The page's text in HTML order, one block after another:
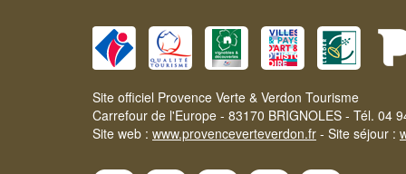
Site officiel Provence Verte & Verdon Tourisme
Carrefour de l'Europe - 83170 BRIGNOLES - Tél. 04
Site web : www.provenceverteverdon.fr - Site séjour :